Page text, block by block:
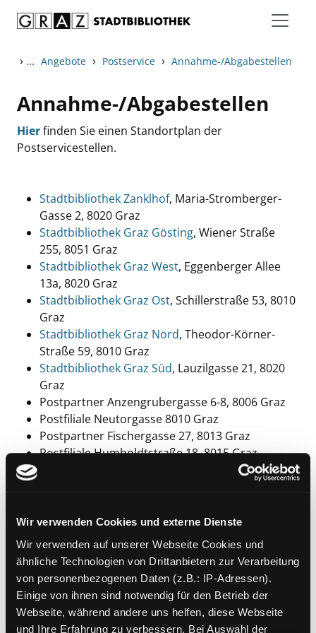
Wir verwenden Cookies und externe Dienste
Wir verwenden auf unserer Webseite Cookies und
ähnliche Technologien von Drittanbietern zur Verarbeitung
von personenbezogenen Daten (z.B.: IP-Adressen).
Einige von ihnen sind notwendig für den Betrieb der
Webseite, während andere uns helfen, diese Webseite
und Ihre Erfahrung zu verbessern. Bei Auswahl der
› ... Angebote › Postservice › Annahme-/Abgabestellen
Annahme-/Abgabestellen
Hierfinden Sie einen Standortplan der
Postservicestellen.
Stadtbibliothek Zanklhof, Maria-Stromberger-
Gasse 2, 8020 Graz
Stadtbibliothek Graz Gösting, Wiener Straße
255, 8051 Graz
Stadtbibliothek Graz West, Eggenberger Allee
13a, 8020 Graz
Stadtbibliothek Graz Ost, Schillerstraße 53, 8010
Graz
Stadtbibliothek Graz Nord, Theodor-Körner-
Straße 59, 8010 Graz
Stadtbibliothek Graz Süd, Lauzilgasse 21, 8020
Graz
Postpartner Anzengrubergasse 6-8, 8006 Graz
Postfiliale Neutorgasse 8010 Graz
Postpartner Fischergasse 27, 8013 Graz
Postfiliale Humboldtstraße 18, 8015 Graz
Postfiliale Gleisdorfergasse 4, 8016 Graz
Postpartner Moserhofgasse 42, 8017 Graz
Postfiliale Europaplatz 10, 8020 Graz
Postfiliale Citypark, Lazarettgürtel 55, 8025 Graz
Postpartner Eckertstraße 30g, 8026 Graz
Postfiliale Stiftingtalstraße 3-7, 8036 Graz
Postpartner Unimarkt Waltendorfer
Hauptstraße 121
Postfiliale Murpark, Ostbahnstraße 3, 8041 Graz